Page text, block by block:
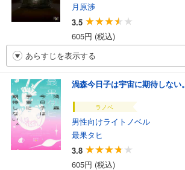
月原渉
3.5
605円 (税込)
あらすじを表示する
渦森今日子は宇宙に期待しない。
ラノベ
男性向けライトノベル
最果タヒ
3.8
605円 (税込)